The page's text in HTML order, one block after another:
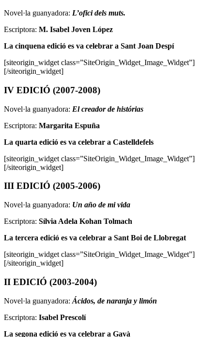
Novel·la guanyadora: L’ofici dels muts.
Escriptora: M. Isabel Joven López
La cinquena edició es va celebrar a Sant Joan Despí
[siteorigin_widget class=”SiteOrigin_Widget_Image_Widget”]
[/siteorigin_widget]
IV EDICIÓ (2007-2008)
Novel·la guanyadora: El creador de histórias
Escriptora: Margarita Espuña
La quarta edició es va celebrar a Castelldefels
[siteorigin_widget class=”SiteOrigin_Widget_Image_Widget”]
[/siteorigin_widget]
III EDICIÓ (2005-2006)
Novel·la guanyadora: Un año de mi vida
Escriptora: Sílvia Adela Kohan Tolmach
La tercera edició es va celebrar a Sant Boi de Llobregat
[siteorigin_widget class=”SiteOrigin_Widget_Image_Widget”]
[/siteorigin_widget]
II EDICIÓ (2003-2004)
Novel·la guanyadora: Ácidos, de naranja y limón
Escriptora: Isabel Prescolí
La segona edició es va celebrar a Gavà